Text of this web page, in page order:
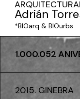
Adrián
*BIOarq & BIOurbs
ARQUITECTURA
1.000.052
2015. GINEBRA